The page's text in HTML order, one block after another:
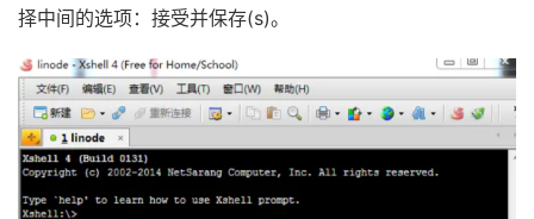
择中间的选项：接受并保存(s)。